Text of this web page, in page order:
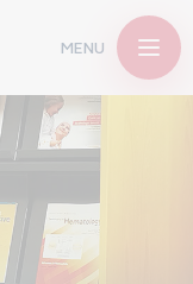
MENU